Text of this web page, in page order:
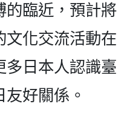
的臨近，預計將
文化交流活動在
多日本人認識臺
好關係。